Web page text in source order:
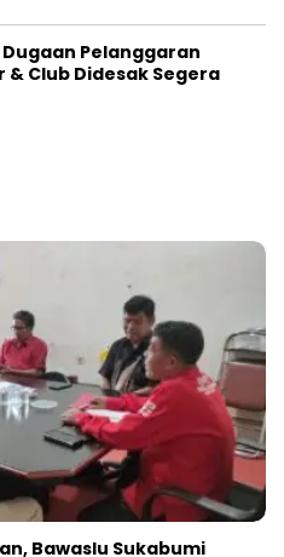
Pelanggaran
& Club Didesak Segera
Bawaslu Sukabumi